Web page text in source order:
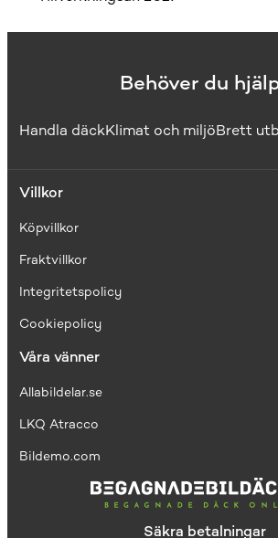
Behöver du
Handla däckKlimat och miljöBrett
Villkor
Köpvillkor
Fraktvillkor
Integritetspolicy
Cookiepolicy
Våra vänner
Allabildelar.se
LKQ Atracco
Bildemo.com
Säkra betalningar